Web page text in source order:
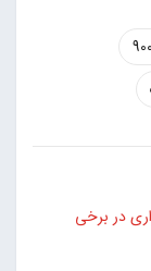
در برخی